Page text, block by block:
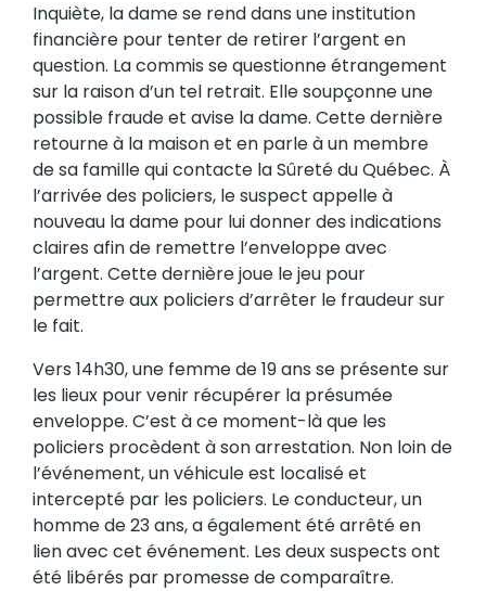
Inquiète, la dame se rend dans une institution
financière pour tenter de retirer l’argent en
question. La commis se questionne étrangement
sur la raison d’un tel retrait. Elle soupçonne une
possible fraude et avise la dame. Cette dernière
retourne à la maison et en parle à un membre
de sa famille qui contacte la Sûreté du Québec. À
l’arrivée des policiers, le suspect appelle à
nouveau la dame pour lui donner des indications
claires afin de remettre l’enveloppe avec
l’argent. Cette dernière joue le jeu pour
permettre aux policiers d’arrêter le fraudeur sur
le fait.
Vers 14h30, une femme de 19 ans se présente sur
les lieux pour venir récupérer la présumée
enveloppe. C’est à ce moment-là que les
policiers procèdent à son arrestation. Non loin de
l’événement, un véhicule est localisé et
intercepté par les policiers. Le conducteur, un
homme de 23 ans, a également été arrêté en
lien avec cet événement. Les deux suspects ont
été libérés par promesse de comparaître.